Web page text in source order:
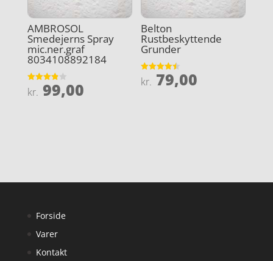
AMBROSOL
Smedejerns Spray
mic.ner.graf
8034108892184
Vurderet
3.9
kr. 99,00
Belton
Rustbeskyttende
Grunder
Vurderet
4.5
kr. 79,00
Forside
Varer
Kontakt